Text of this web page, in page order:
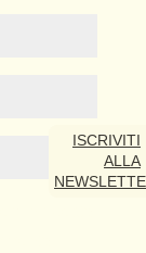
ISCRIVITI
ALLA